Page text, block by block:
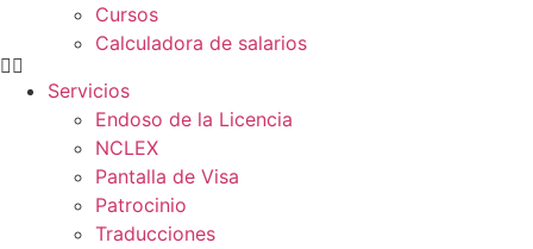
Cursos
Calculadora de salarios
Servicios
Endoso de la Licencia
NCLEX
Pantalla de Visa
Patrocinio
Traducciones